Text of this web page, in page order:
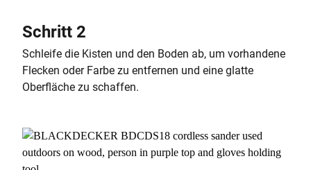
Schritt 2
Schleife die Kisten und den Boden ab, um vorhandene
Flecken oder Farbe zu entfernen und eine glatte
Oberfläche zu schaffen.